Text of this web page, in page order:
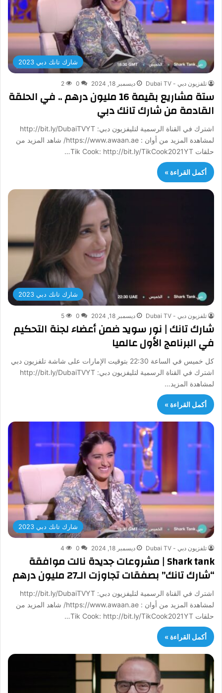
شارك تانك دبي 2023
تلفزيون دبي - Dubai TV ديسمبر 18, 2024 0
2
ستة مشاريع بقيمة 16 مليون درهم .. في الحلقة
القادمة من شارك تانك دبي
اشترك في القناة الرسمية لتليفزيون دبي: http://bit.ly/DubaiTVYT
لمشاهدة المزيد من أوان : https://www.awaan.ae/ شاهد المزيد من
حلقات Tik Cook: http://bit.ly/TikCook2021YT…
أكمل القراءة »
شارك تانك دبي 2023
تلفزيون دبي - Dubai TV ديسمبر 18, 2024 0
5
شارك تانك | نور سويد ضمن أعضاء لجنة التحكيم
في البرنامج الأول عالميا
كل خميس في الساعة 22:30 بتوقيت الإمارات على شاشة تلفزيون دبي
اشترك في القناة الرسمية لتليفزيون دبي: http://bit.ly/DubaiTVYT
لمشاهدة المزيد…
أكمل القراءة »
شارك تانك دبي 2023
تلفزيون دبي - Dubai TV ديسمبر 18, 2024 0
4
Shark tank | مشروعات جديدة نالت موافقة
“شارك تانك” بصفقات تجاوزت الـ27 مليون درهم
اشترك في القناة الرسمية لتليفزيون دبي: http://bit.ly/DubaiTVYT
لمشاهدة المزيد من أوان : https://www.awaan.ae/ شاهد المزيد من
حلقات Tik Cook: http://bit.ly/TikCook2021YT…
أكمل القراءة »